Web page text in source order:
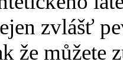
zvlášť
že můžete